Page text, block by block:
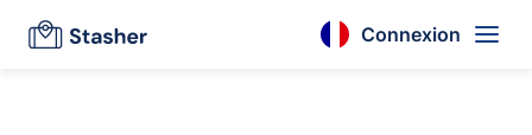
Connexion